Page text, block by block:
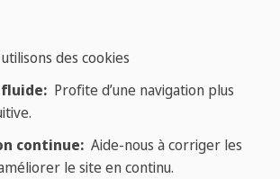
les participants non seulement
en confiance, assurant ainsi
des examens.
des cookies
Profite d’une navigation plus
continue:Aide-nous à corriger les
le site en continu.